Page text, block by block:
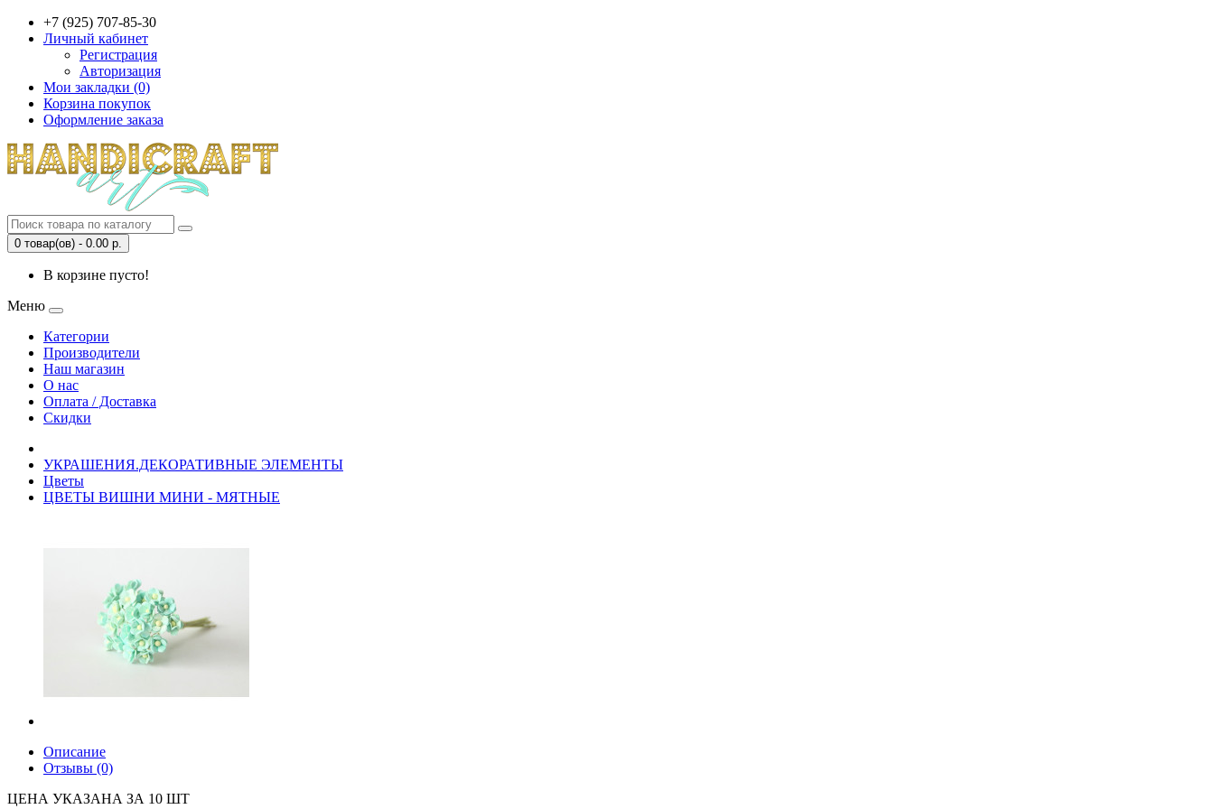
+7 (925) 707-85-30
Личный кабинет
Регистрация
Авторизация
Мои закладки (0)
Корзина покупок
Оформление заказа
0 товар(ов) - 0.00 р.
В корзине пусто!
Меню
Категории
Производители
Наш магазин
О нас
Оплата / Доставка
Скидки
УКРАШЕНИЯ.ДЕКОРАТИВНЫЕ ЭЛЕМЕНТЫ
Цветы
ЦВЕТЫ ВИШНИ МИНИ - МЯТНЫЕ
Описание
Отзывы (0)
ЦЕНА УКАЗАНА ЗА 10 ШТ